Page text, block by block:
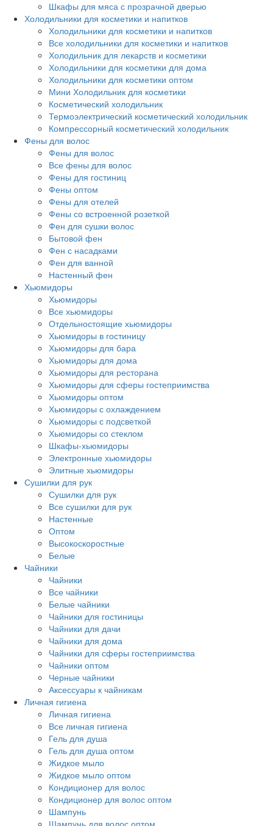
Шкафы для мяса с прозрачной дверью
Холодильники для косметики и напитков
Холодильники для косметики и напитков
Все холодильники для косметики и напитков
Холодильник для лекарств и косметики
Холодильники для косметики для дома
Холодильники для косметики оптом
Мини Холодильник для косметики
Косметический холодильник
Термоэлектрический косметический холодильник
Компрессорный косметический холодильник
Фены для волос
Фены для волос
Все фены для волос
Фены для гостиниц
Фены оптом
Фены для отелей
Фены со встроенной розеткой
Фен для сушки волос
Бытовой фен
Фен с насадками
Фен для ванной
Настенный фен
Хьюмидоры
Хьюмидоры
Все хьюмидоры
Отдельностоящие хьюмидоры
Хьюмидоры в гостиницу
Хьюмидоры для бара
Хьюмидоры для дома
Хьюмидоры для ресторана
Хьюмидоры для сферы гостеприимства
Хьюмидоры оптом
Хьюмидоры с охлаждением
Хьюмидоры с подсветкой
Хьюмидоры со стеклом
Шкафы-хьюмидоры
Электронные хьюмидоры
Элитные хьюмидоры
Сушилки для рук
Сушилки для рук
Все сушилки для рук
Настенные
Оптом
Высокоскоростные
Белые
Чайники
Чайники
Все чайники
Белые чайники
Чайники для гостиницы
Чайники для дачи
Чайники для дома
Чайники для сферы гостеприимства
Чайники оптом
Черные чайники
Аксессуары к чайникам
Личная гигиена
Личная гигиена
Все личная гигиена
Гель для душа
Гель для душа оптом
Жидкое мыло
Жидкое мыло оптом
Кондиционер для волос
Кондиционер для волос оптом
Шампунь
Шампунь для волос оптом